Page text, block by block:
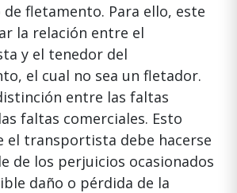
fletamento. Para ello, este
la relación entre el
y el tenedor del
el cual no sea un fletador.
entre las faltas
faltas comerciales. Esto
el transportista debe hacerse
de los perjuicios ocasionados
daño o pérdida de la